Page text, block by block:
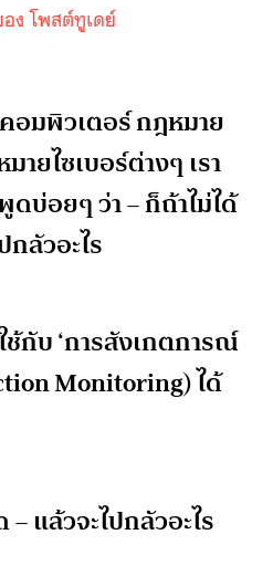
อง โพสต์ทูเดย์
อมพิวเตอร์ กฎหมาย
ายไซเบอร์ต่างๆ เรา
บ่อยๆ ว่า – ก็ถ้าไม่ได้
กลัวอะไร
ช้กับ ‘การสังเกตการณ์
Monitoring) ได้
แล้วจะไปกลัวอะไร